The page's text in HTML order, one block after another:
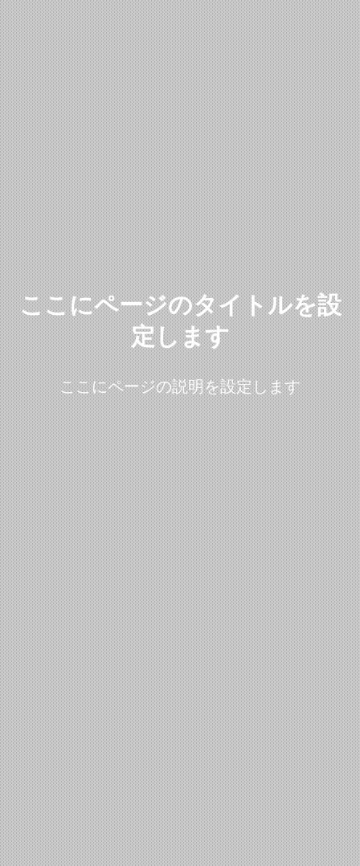
ここにページのタイトルを設
定します
ここにページの説明を設定します